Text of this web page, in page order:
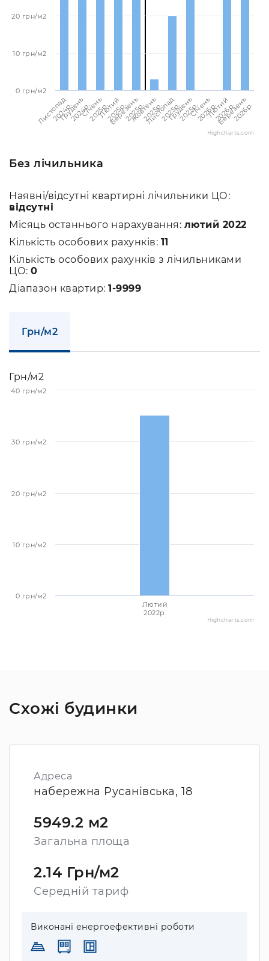
Листопад
2024p.
Грудень
2024p.Січень
2025p.Лютий
2025p.
Березень
2025p.
Жовтень
2025p.
Листопад
2025p.
Грудень
2025p.Січень
2026p.Лютий
2026p.
Березень
2026p.
0 грн/м2
10 грн/м2
20 грн/м2
Highcharts.com
Без лічильника
Наявні/відсутні квартирні лічильники ЦО:
відсутні
Місяць останнього нарахування: лютий 2022
Кількість особових рахунків: 11
Кількість особових рахунків з лічильниками
ЦО: 0
Діапазон квартир: 1-9999
Грн/м2
Грн/м2
Лютий
2022p.
0 грн/м2
10 грн/м2
20 грн/м2
30 грн/м2
40 грн/м2
Highcharts.com
Схожі будинки
Адреса
набережна Русанівська, 18
5949.2 м2
Загальна площа
2.14 Грн/м2
Середній тариф
Виконані енергоефективні роботи